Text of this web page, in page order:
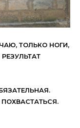
ТОЛЬКО НОГИ,